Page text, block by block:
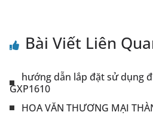
Bài Viết Liên
hướng dẫn lắp đặt sử dụng
GXP1610
HOA VĂN THƯƠNG MẠI